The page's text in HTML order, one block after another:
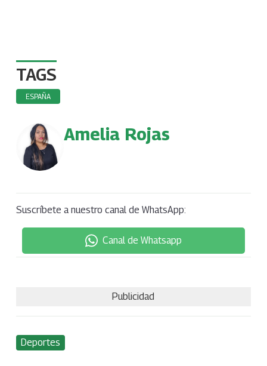
TAGS
ESPAÑA
Amelia Rojas
Suscríbete a nuestro canal de WhatsApp:
Canal de Whatsapp
Publicidad
Deportes